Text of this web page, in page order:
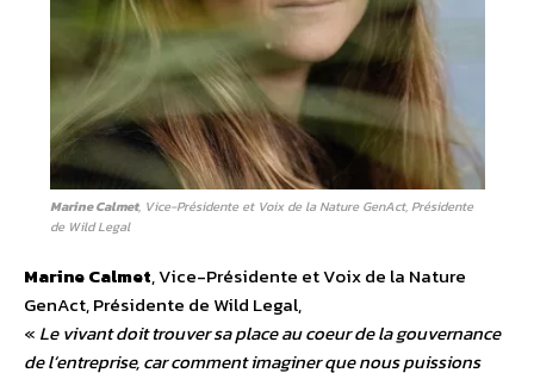
Marine Calmet, Vice-Présidente et Voix de la Nature GenAct, Présidente
de Wild Legal
Marine Calmet, Vice-Présidente et Voix de la Nature
GenAct, Présidente de Wild Legal,
« Le vivant doit trouver sa place au coeur de la gouvernance
de l’entreprise, car comment imaginer que nous puissions